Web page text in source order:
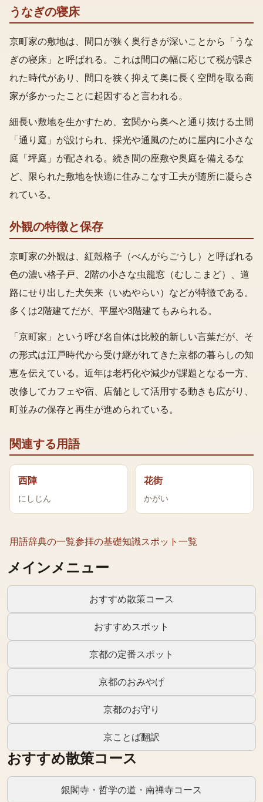
メインメニュー
おすすめ散策コース
おすすめスポット
京都の定番スポット
京都のおみやげ
京都のお守り
京ことば翻訳
おすすめ散策コース
銀閣寺・哲学の道・南禅寺コース
うなぎの寝床
京町家の敷地は、間口が狭く奥行きが深いことから「うな
ぎの寝床」と呼ばれる。これは間口の幅に応じて税が課さ
れた時代があり、間口を狭く抑えて奥に長く空間を取る商
家が多かったことに起因すると言われる。
細長い敷地を生かすため、玄関から奥へと通り抜ける土間
「通り庭」が設けられ、採光や通風のために屋内に小さな
庭「坪庭」が配される。続き間の座敷や奥庭を備えるな
ど、限られた敷地を快適に住みこなす工夫が随所に凝らさ
れている。
外観の特徴と保存
京町家の外観は、紅殻格子（べんがらごうし）と呼ばれる
色の濃い格子戸、2階の小さな虫籠窓（むしこまど）、道
路にせり出した犬矢来（いぬやらい）などが特徴である。
多くは2階建てだが、平屋や3階建てもみられる。
「京町家」という呼び名自体は比較的新しい言葉だが、そ
の形式は江戸時代から受け継がれてきた京都の暮らしの知
恵を伝えている。近年は老朽化や減少が課題となる一方、
改修してカフェや宿、店舗として活用する動きも広がり、
町並みの保存と再生が進められている。
関連する用語
西陣
にしじん
花街
かがい
用語辞典の一覧参拝の基礎知識スポット一覧